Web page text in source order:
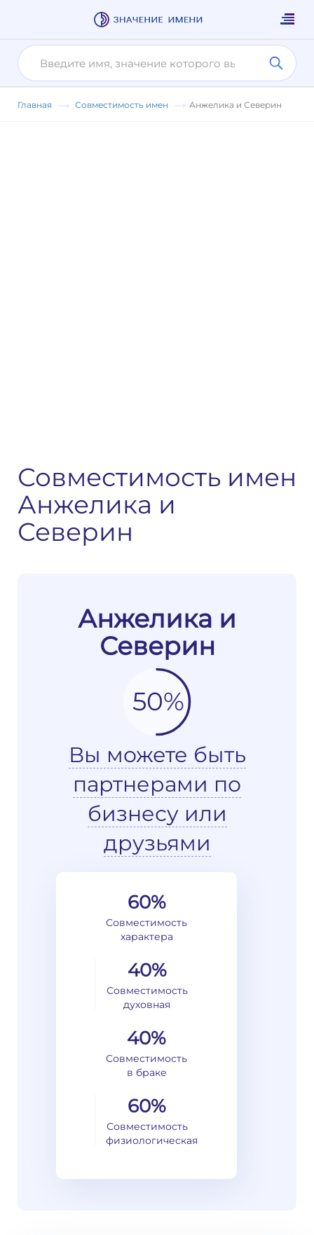
Главная Совместимость имен Анжелика и Северин
Совместимость имен
Анжелика и
Северин
Анжелика и
Северин
50%
Вы можете быть
партнерами по
бизнесу или
друзьями
60%
Совместимость
характера
40%
Совместимость
духовная
40%
Совместимость
в браке
60%
Совместимость
физиологическая